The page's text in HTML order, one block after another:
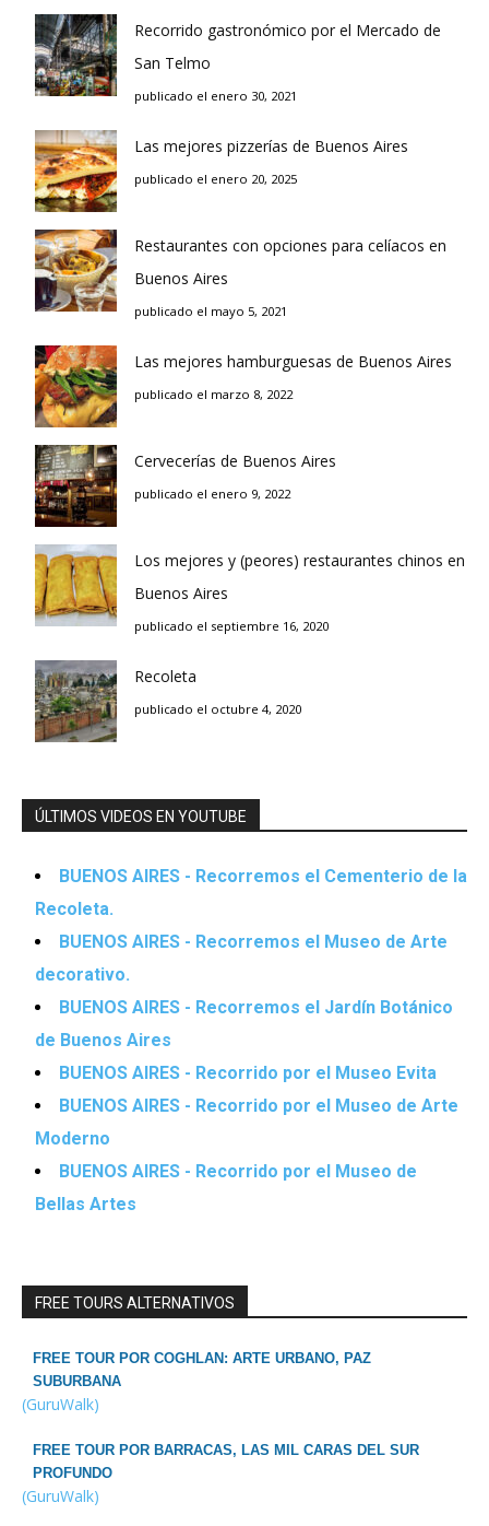
Recorrido gastronómico por el Mercado de
San Telmo
publicado el enero 30, 2021
Las mejores pizzerías de Buenos Aires
publicado el enero 20, 2025
Restaurantes con opciones para celíacos en
Buenos Aires
publicado el mayo 5, 2021
Las mejores hamburguesas de Buenos Aires
publicado el marzo 8, 2022
Cervecerías de Buenos Aires
publicado el enero 9, 2022
Los mejores y (peores) restaurantes chinos en
Buenos Aires
publicado el septiembre 16, 2020
Recoleta
publicado el octubre 4, 2020
ÚLTIMOS VIDEOS EN YOUTUBE
BUENOS AIRES - Recorremos el Cementerio de la
Recoleta.
BUENOS AIRES - Recorremos el Museo de Arte
decorativo.
BUENOS AIRES - Recorremos el Jardín Botánico
de Buenos Aires
BUENOS AIRES - Recorrido por el Museo Evita
BUENOS AIRES - Recorrido por el Museo de Arte
Moderno
BUENOS AIRES - Recorrido por el Museo de
Bellas Artes
FREE TOURS ALTERNATIVOS
FREE TOUR POR COGHLAN: ARTE URBANO, PAZ
SUBURBANA
(GuruWalk)
FREE TOUR POR BARRACAS, LAS MIL CARAS DEL SUR
PROFUNDO
(GuruWalk)